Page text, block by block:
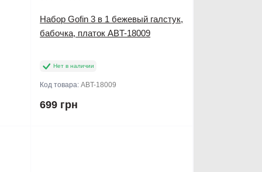
Набор Gofin 3 в 1 бежевый галстук,
бабочка, платок ABT-18009
Нет в наличии
Код товара:ABT-18009
699 грн